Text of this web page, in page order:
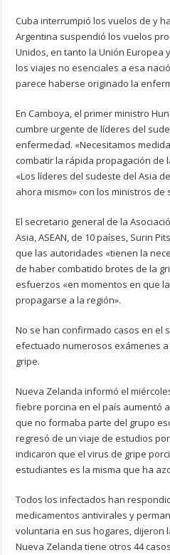
Cuba interrumpió los vuelos de y
Argentina suspendió los vuelos
Unidos, en tanto la Unión Europea
los viajes no esenciales a esa
parece haberse originado la
En Camboya, el primer ministro
cumbre urgente de líderes del
enfermedad. «Necesitamos
combatir la rápida propagación de
«Los líderes del sudeste del Asia
ahora mismo» con los ministros de
El secretario general de la
Asia, ASEAN, de 10 países, Surin
que las autoridades «tienen la
de haber combatido brotes de la
esfuerzos «en momentos en que
propagarse a la región».
No se han confirmado casos en el
efectuado numerosos exámenes
gripe.
Nueva Zelanda informó el
fiebre porcina en el país aumentó
que no formaba parte del grupo
regresó de un viaje de estudios
indicaron que el virus de gripe
estudiantes es la misma que ha
Todos los infectados han
medicamentos antivirales y
voluntaria en sus hogares, dijeron
Nueva Zelanda tiene otros 44